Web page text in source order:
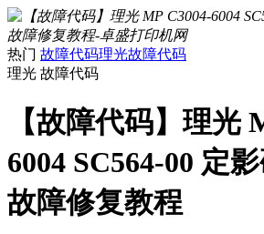
热门 故障代码理光故障代码
理光 故障代码
【故障代码】理光
6004 SC564-00 定
故障修复教程